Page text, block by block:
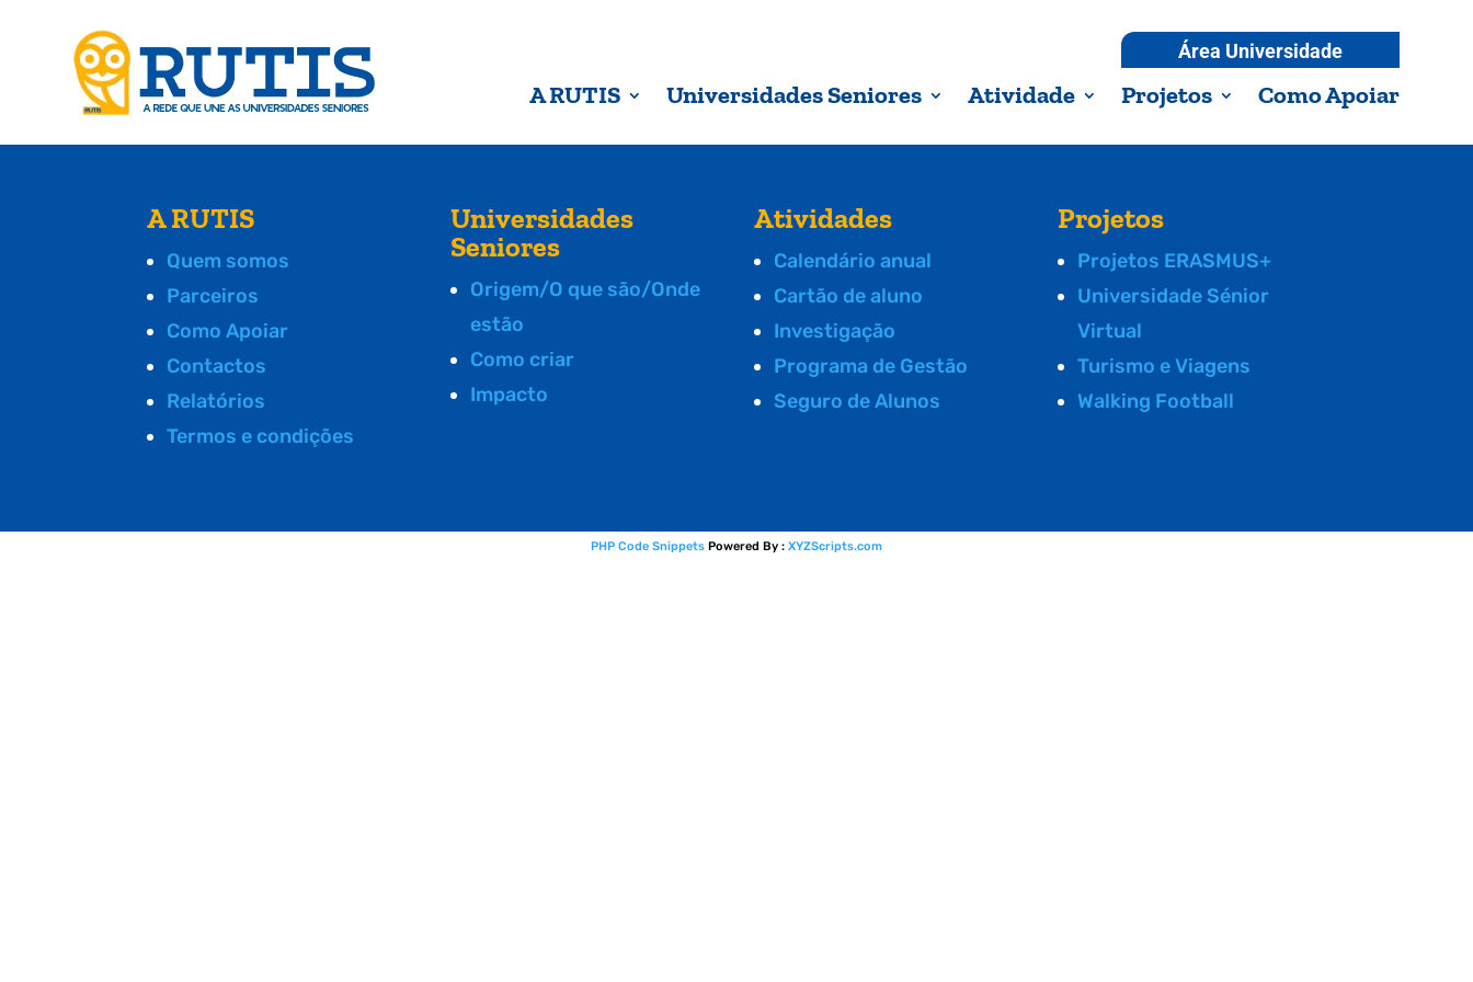
Área Universidade
A RUTIS Universidades Seniores Atividade Projetos Como Apoiar
A RUTIS
Quem somos
Parceiros
Como Apoiar
Contactos
Relatórios
Termos e condições
Universidades
Seniores
Origem/O que são/Onde
estão
Como criar
Impacto
Atividades
Calendário anual
Cartão de aluno
Investigação
Programa de Gestão
Seguro de Alunos
Projetos
Projetos ERASMUS+
Universidade Sénior
Virtual
Turismo e Viagens
Walking Football
PHP Code Snippets Powered By : XYZScripts.com